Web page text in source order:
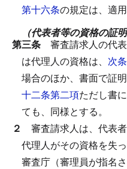
第十六条の規定は、適用
（代表者等の資格の証明
第三条 審査請求人の代
は代理人の資格は、 次
場合のほか、書面で証
十二条第二項ただし書
ても、同様とする。
２ 審査請求人は、代表
代理人がその資格を失
審査庁（審理員が指名